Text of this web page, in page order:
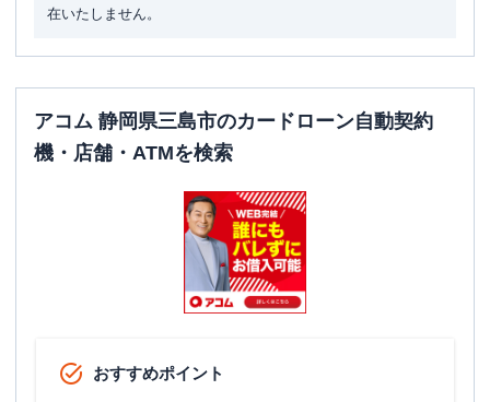
日祝：7：00～24：00
ATM 〇
静岡県三島市中央町１－３６
在いたしません。
アコム 静岡県三島市のカードローン自動契約
機・店舗・ATMを検索
おすすめポイント